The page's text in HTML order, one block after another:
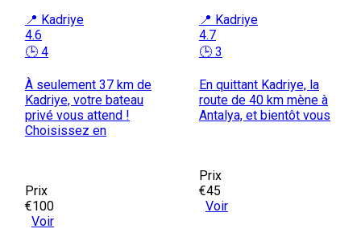
📍 Kadriye
4.6
🕒 4
À seulement 37 km de
Kadriye, votre bateau
privé vous attend !
Choisissez en
Prix
€100
Voir
📍 Kadriye
4.7
🕒 3
En quittant Kadriye, la
route de 40 km mène à
Antalya, et bientôt vous
Prix
€45
Voir